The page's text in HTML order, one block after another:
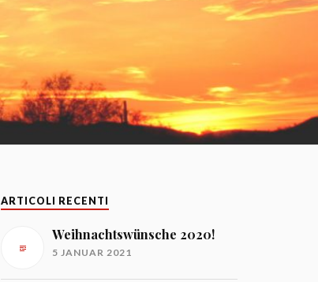
ARTICOLI RECENTI
Weihnachtswünsche 2020!
5 JANUAR 2021